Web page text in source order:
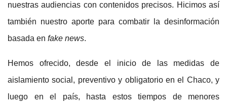
nuestras audiencias con contenidos precisos. Hicimos así
también nuestro aporte para combatir la desinformación
basada en fake news.
Hemos ofrecido, desde el inicio de las medidas de
aislamiento social, preventivo y obligatorio en el Chaco, y
luego en el país, hasta estos tiempos de menores